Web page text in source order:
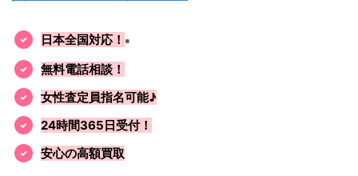
日本全国対応！ ※
無料電話相談！
女性査定員指名可能♪
24時間365日受付！
安心の高額買取